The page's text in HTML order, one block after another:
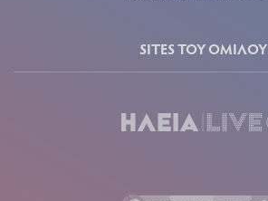
SITES ΤΟΥ ΟΜΙΛΟΥ